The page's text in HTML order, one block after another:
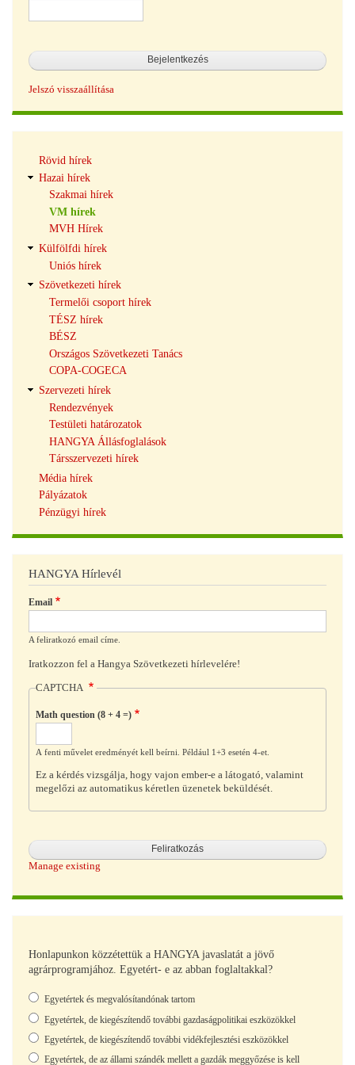
Jelszó visszaállítása
navigáció
Rövid hírek
Hazai hírek
Szakmai hírek
VM hírek
MVH Hírek
Külfölfdi hírek
Uniós hírek
Szövetkezeti hírek
Termelői csoport hírek
TÉSZ hírek
BÉSZ
Országos Szövetkezeti Tanács
COPA-COGECA
Szervezeti hírek
Rendezvények
Testületi határozatok
HANGYA Állásfoglalások
Társszervezeti hírek
Média hírek
Pályázatok
Pénzügyi hírek
HANGYA Hírlevél
Email
A feliratkozó email címe.
Iratkozzon fel a Hangya Szövetkezeti hírlevelére!
CAPTCHA
Math question (8 + 4 =)
A fenti művelet eredményét kell beírni. Például 1+3 esetén 4-et.
Ez a kérdés vizsgálja, hogy vajon ember-e a látogató, valamint
megelőzi az automatikus kéretlen üzenetek beküldését.
Manage existing
Honlapunkon közzétettük a HANGYA javaslatát a jövő
agrárprogramjához. Egyetért- e az abban foglaltakkal?
Választások
Egyetértek és megvalósítandónak tartom
Egyetértek, de kiegészítendő további gazdaságpolitikai eszközökkel
Egyetértek, de kiegészítendő további vidékfejlesztési eszközökkel
Egyetértek, de az állami szándék mellett a gazdák meggyőzése is kell